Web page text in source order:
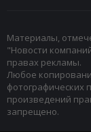
Материалы,
"Новости
правах рекламы.
Любое
фотографических
произведений
запрещено.